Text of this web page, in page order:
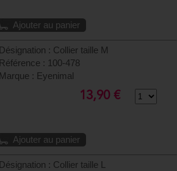
Ajouter au panier
Désignation : Collier taille M
Référence : 100-478
Marque : Eyenimal
13,90 €
Ajouter au panier
Désignation : Collier taille L